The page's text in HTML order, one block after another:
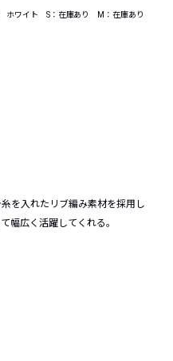
ホワイト S：在庫あり M：在庫あり
を入れたリブ編み素材を採用し
幅広く活躍してくれる。